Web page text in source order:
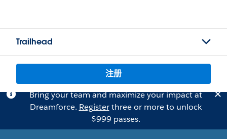
Trailhead
注册
Bring your team and maximize your impact at
Dreamforce. Registerthree or more to unlock
$999 passes.